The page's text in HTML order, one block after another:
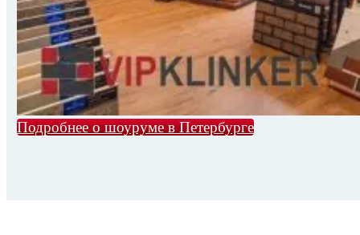
Подробнее о шоуруме в Петербурге